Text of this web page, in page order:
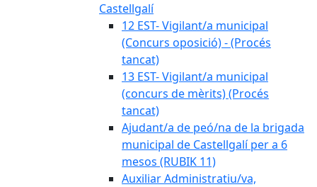
Castellgalí
12 EST- Vigilant/a municipal
(Concurs oposició) - (Procés
tancat)
13 EST- Vigilant/a municipal
(concurs de mèrits) (Procés
tancat)
Ajudant/a de peó/na de la brigada
municipal de Castellgalí per a 6
mesos (RUBIK 11)
Auxiliar Administratiu/va,